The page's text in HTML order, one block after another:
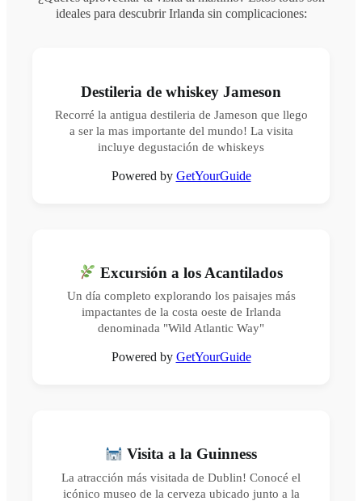
ideales para descubrir Irlanda sin complicaciones:
Destileria de whiskey Jameson
Recorré la antigua destileria de Jameson que llego
a ser la mas importante del mundo! La visita
incluye degustación de whiskeys
Powered by GetYourGuide
Excursión a los Acantilados
Un día completo explorando los paisajes más
impactantes de la costa oeste de Irlanda
denominada "Wild Atlantic Way"
Powered by GetYourGuide
Visita a la Guinness
La atracción más visitada de Dublin! Conocé el
icónico museo de la cerveza ubicado junto a la